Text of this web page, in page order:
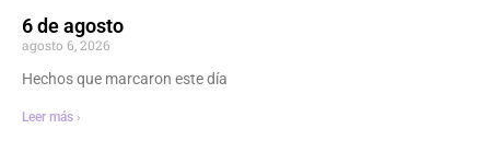
6 de agosto
agosto 6, 2026
Hechos que marcaron este día
Leer más ›